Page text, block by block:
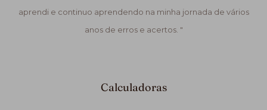
aprendi e continuo aprendendo na minha jornada de vários
anos de erros e acertos. "
Calculadoras